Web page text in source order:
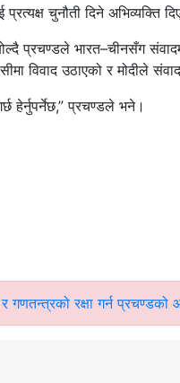
चुनौती दिने अभिव्यक्ति
प्रचण्डले भारत–चीनसँग
विवाद उठाएको र मोदीले
हेर्नुपर्नेछ,” प्रचण्डले भने।
गणतन्त्रको रक्षा गर्न